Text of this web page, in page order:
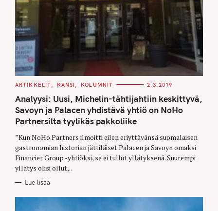
C
T
E
G
O
R
I
S
ARTIKKELIT KANSI KOLUMNIT 2.3.2019
Analyysi: Uusi, Michelin-tähtijahtiin keskittyvä,
Savoyn ja Palacen yhdistävä yhtiö on NoHo
Partnersilta tyylikäs pakkoliike
”Kun NoHo Partners ilmoitti eilen eriyttävänsä suomalaisen
gastronomian historian jättiläiset Palacen ja Savoyn omaksi
Financier Group -yhtiöksi, se ei tullut yllätyksenä. Suurempi
yllätys olisi ollut,..
Lue lisää